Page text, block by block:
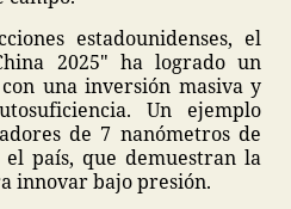
estadounidenses, el
2025" ha logrado un
una inversión masiva y
Un ejemplo
de 7 nanómetros de
país, que demuestran la
innovar bajo presión.